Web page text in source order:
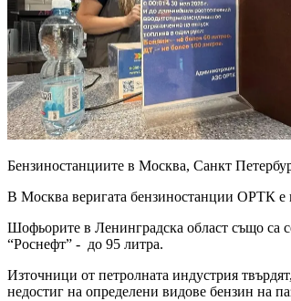
Бензиностанциите в Москва, Санкт
В Москва веригата бензиностанции ОРТК е
Шофьорите в Ленинградска област също са
“Роснефт” - до 95 литра.
Източници от петролната индустрия
недостиг на определени видове бензин на